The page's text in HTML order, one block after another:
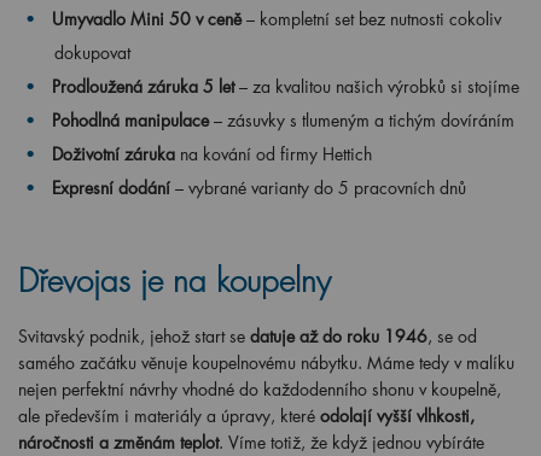
Umyvadlo Mini 50 v ceně– kompletní set bez nutnosti cokoliv
dokupovat
Prodloužená záruka 5 let– za kvalitou našich výrobků si stojíme
Pohodlná manipulace– zásuvky s tlumeným a tichým dovíráním
Doživotní záruka na kování od firmy Hettich
Expresní dodání – vybrané varianty do 5 pracovních dnů
Dřevojas je na koupelny
Svitavský podnik, jehož start se datuje až do roku 1946, se od
samého začátku věnuje koupelnovému nábytku. Máme tedy v malíku
nejen perfektní návrhy vhodné do každodenního shonu v koupelně,
ale především i materiály a úpravy, které odolají vyšší vlhkosti,
náročnosti a změnám teplot. Víme totiž, že když jednou vybíráte